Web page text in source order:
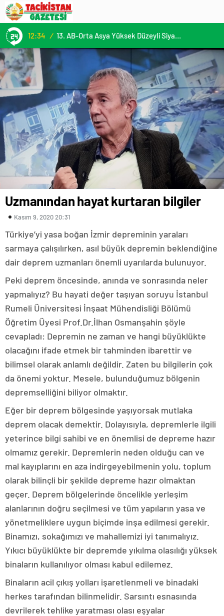
12:34 / 13. AB-Orta Asya Yüksek Düzeyli Siyasi ve Güvenlik Diyaloğuna Katılım
Uzmanından hayat kurtaran bilgiler
Kasım 9, 2020 20:31
Türkiye’yi yasa boğan İzmir depreminin yaraları
sarmaya çalışılırken, asıl büyük depremin beklendiğine
dair deprem uzmanları önemli uyarılarda bulunuyor.
Peki deprem öncesinde, anında ve sonrasında neler
yapmalıyız? Bu hayati değer taşıyan soruyu İstanbul
Rumeli Üniversitesi İnşaat Mühendisliği Bölümü
Öğretim Üyesi Prof.Dr.İlhan Osmanşahin şöyle
cevapladı: Depremin ne zaman ve hangi büyüklükte
olacağını ifade etmek bir tahminden ibarettir ve
bilimsel olarak anlamlı değildir. Zaten bu bilgilerin çok
da önemi yoktur. Mesele, bulunduğumuz bölgenin
depremselliğini biliyor olmaktır.
Eğer bir deprem bölgesinde yaşıyorsak mutlaka
deprem olacak demektir. Dolayısıyla, depremlerle ilgili
yeterince bilgi sahibi ve en önemlisi de depreme hazır
olmamız gerekir. Depremlerin neden olduğu can ve
mal kayıplarını en aza indirgeyebilmenin yolu, toplum
olarak bilinçli bir şekilde depreme hazır olmaktan
geçer. Deprem bölgelerinde öncelikle yerleşim
alanlarının doğru seçilmesi ve tüm yapıların yasa ve
yönetmeliklere uygun biçimde inşa edilmesi gerekir.
Binamızı, sokağımızı ve mahallemizi iyi tanımalıyız.
Yıkıcı büyüklükte bir depremde yıkılma olasılığı yüksek
binaların kullanılıyor olması kabul edilemez.
Binaların acil çıkış yolları işaretlenmeli ve binadaki
herkes tarafından bilinmelidir. Sarsıntı esnasında
devrilerek tehlike yaratması olası eşyalar